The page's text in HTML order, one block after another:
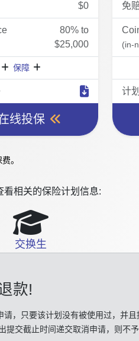
$0
80% to
$25,000
保障
线投保
免
(in-
计
。
相关的保险计划信息:
交换生
款!
，只要该计划没有被使用过，并
交截止时间递交取消申请，则不予